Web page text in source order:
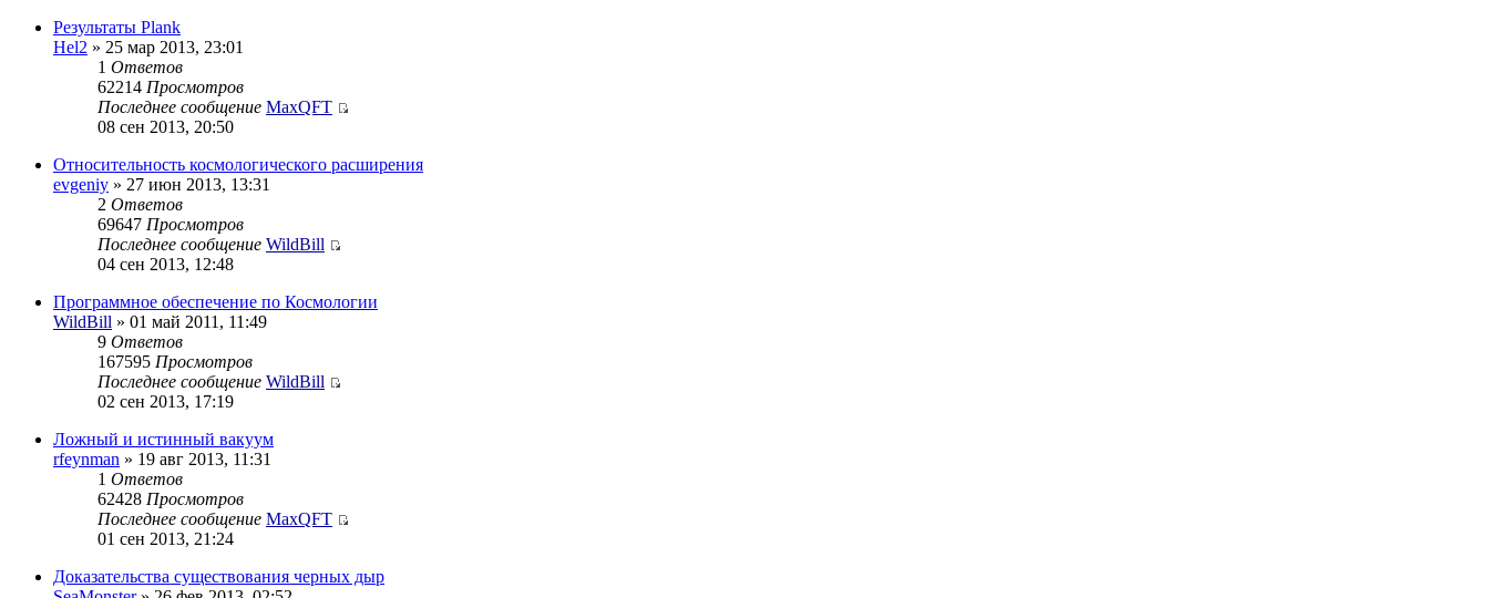
Результаты Plank
Hel2 » 25 мар 2013, 23:01
1 Ответов
62214 Просмотров
Последнее сообщение MaxQFT
08 сен 2013, 20:50
Относительность космологического расширения
evgeniy » 27 июн 2013, 13:31
2 Ответов
69647 Просмотров
Последнее сообщение WildBill
04 сен 2013, 12:48
Программное обеспечение по Космологии
WildBill » 01 май 2011, 11:49
9 Ответов
167595 Просмотров
Последнее сообщение WildBill
02 сен 2013, 17:19
Ложный и истинный вакуум
rfeynman » 19 авг 2013, 11:31
1 Ответов
62428 Просмотров
Последнее сообщение MaxQFT
01 сен 2013, 21:24
Доказательства существования черных дыр